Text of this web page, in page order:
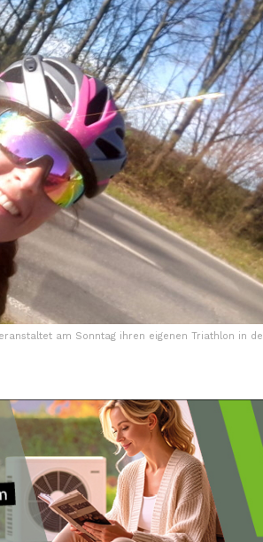
am Sonntag ihren eigenen Triathlon in